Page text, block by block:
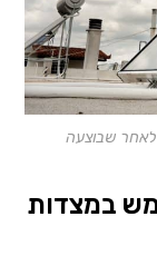
לאחר שבוצעה
במצדות